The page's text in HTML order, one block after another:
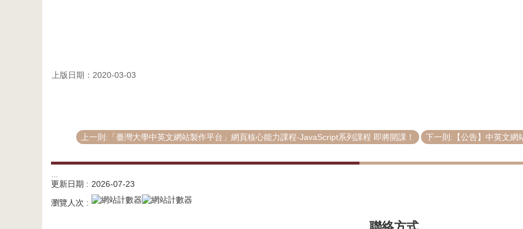
上版日期：2020-03-03
上一則:「臺灣大學中英文網站製作平台」網頁核心能力課程-JavaScript系列課程 即將開課！ 下一則:【公告】中英文網
:::
更新日期
2026-07-23
瀏覽人次